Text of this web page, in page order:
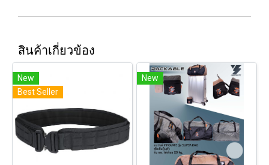
สินค้าเกี่ยวข้อง
New
Best Seller
New